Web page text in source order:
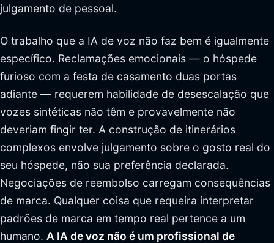
julgamento de pessoal.
O trabalho que a IA de voz não faz bem é igualmente
específico. Reclamações emocionais — o hóspede
furioso com a festa de casamento duas portas
adiante — requerem habilidade de desescalação que
vozes sintéticas não têm e provavelmente não
deveriam fingir ter. A construção de itinerários
complexos envolve julgamento sobre o gosto real do
seu hóspede, não sua preferência declarada.
Negociações de reembolso carregam consequências
de marca. Qualquer coisa que requeira interpretar
padrões de marca em tempo real pertence a um
humano. A IA de voz não é um profissional de